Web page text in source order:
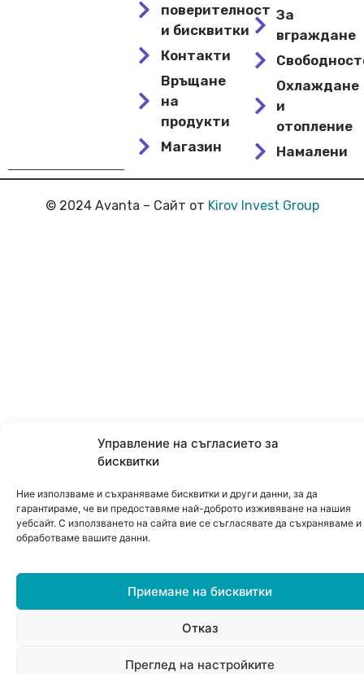
Управление на съгласието за
бисквитки
Ние използваме и съхраняваме бисквитки и други данни, за да
гарантираме, че ви предоставяме най-доброто изживяване на нашия
уебсайт. С използването на сайта вие се съгласявате да съхраняваме и
обработваме вашите данни.
Приемане на бисквитки
Отказ
Преглед на настройките
поверителност
и бисквитки
Контакти
Връщане
на
продукти
Магазин
За
вграждане
Охлаждане
и
отопление
Намалени
© 2024 Avanta – Сайт от Kirov Invest Group